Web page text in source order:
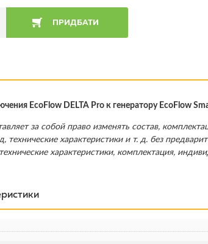
ПРИДБАТИ
EcoFlow DELTA Pro к генератору EcoFlow
за собой право изменять состав,
технические характеристики и т. д. без
характеристики, комплектация,